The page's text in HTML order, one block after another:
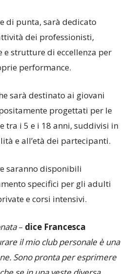
di punta, sarà dedicato
dei professionisti,
e strutture di eccellenza per
performance.
sarà destinato ai giovani
progettati per le
tra i 5 e i 18 anni, suddivisi in
e all’età dei partecipanti.
saranno disponibili
specifici per gli adulti
e corsi intensivi.
– dice Francesca
il mio club personale è una
Sono pronta per esprimere